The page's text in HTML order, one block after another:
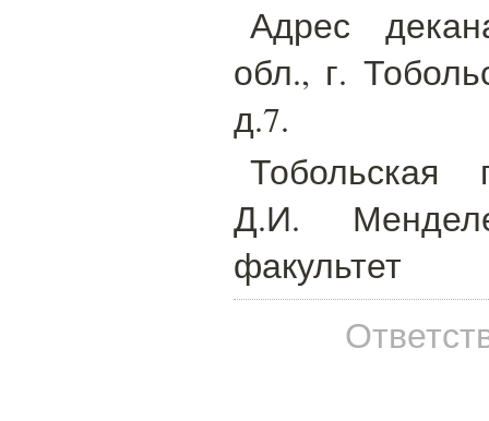
Адрес
обл., г.
д.7.
Тобольская
Д.И.
факультет